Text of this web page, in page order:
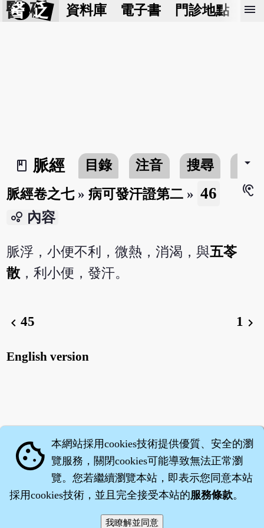
醫 砭 資料庫 電子書 門診地點 預
menu
book_2
脈經 目錄 注音 搜尋 書介
arrow_drop_down
脈經卷之七»病可發汗證第二 » 46
hearing
bubble_chart 內容
脈浮，小便不利，微熱，消渴，與五苓
散 ，利小便，發汗。
chevron_left45 1 chevron_right
English version
cookie 本網站採用cookies技術提供優質、安全的瀏
覽服務，關閉cookies可能導致無法正常瀏
覽。您若繼續瀏覽本站，即表示您同意本站
採用cookies技術，並且完全接受本站的服務條款。